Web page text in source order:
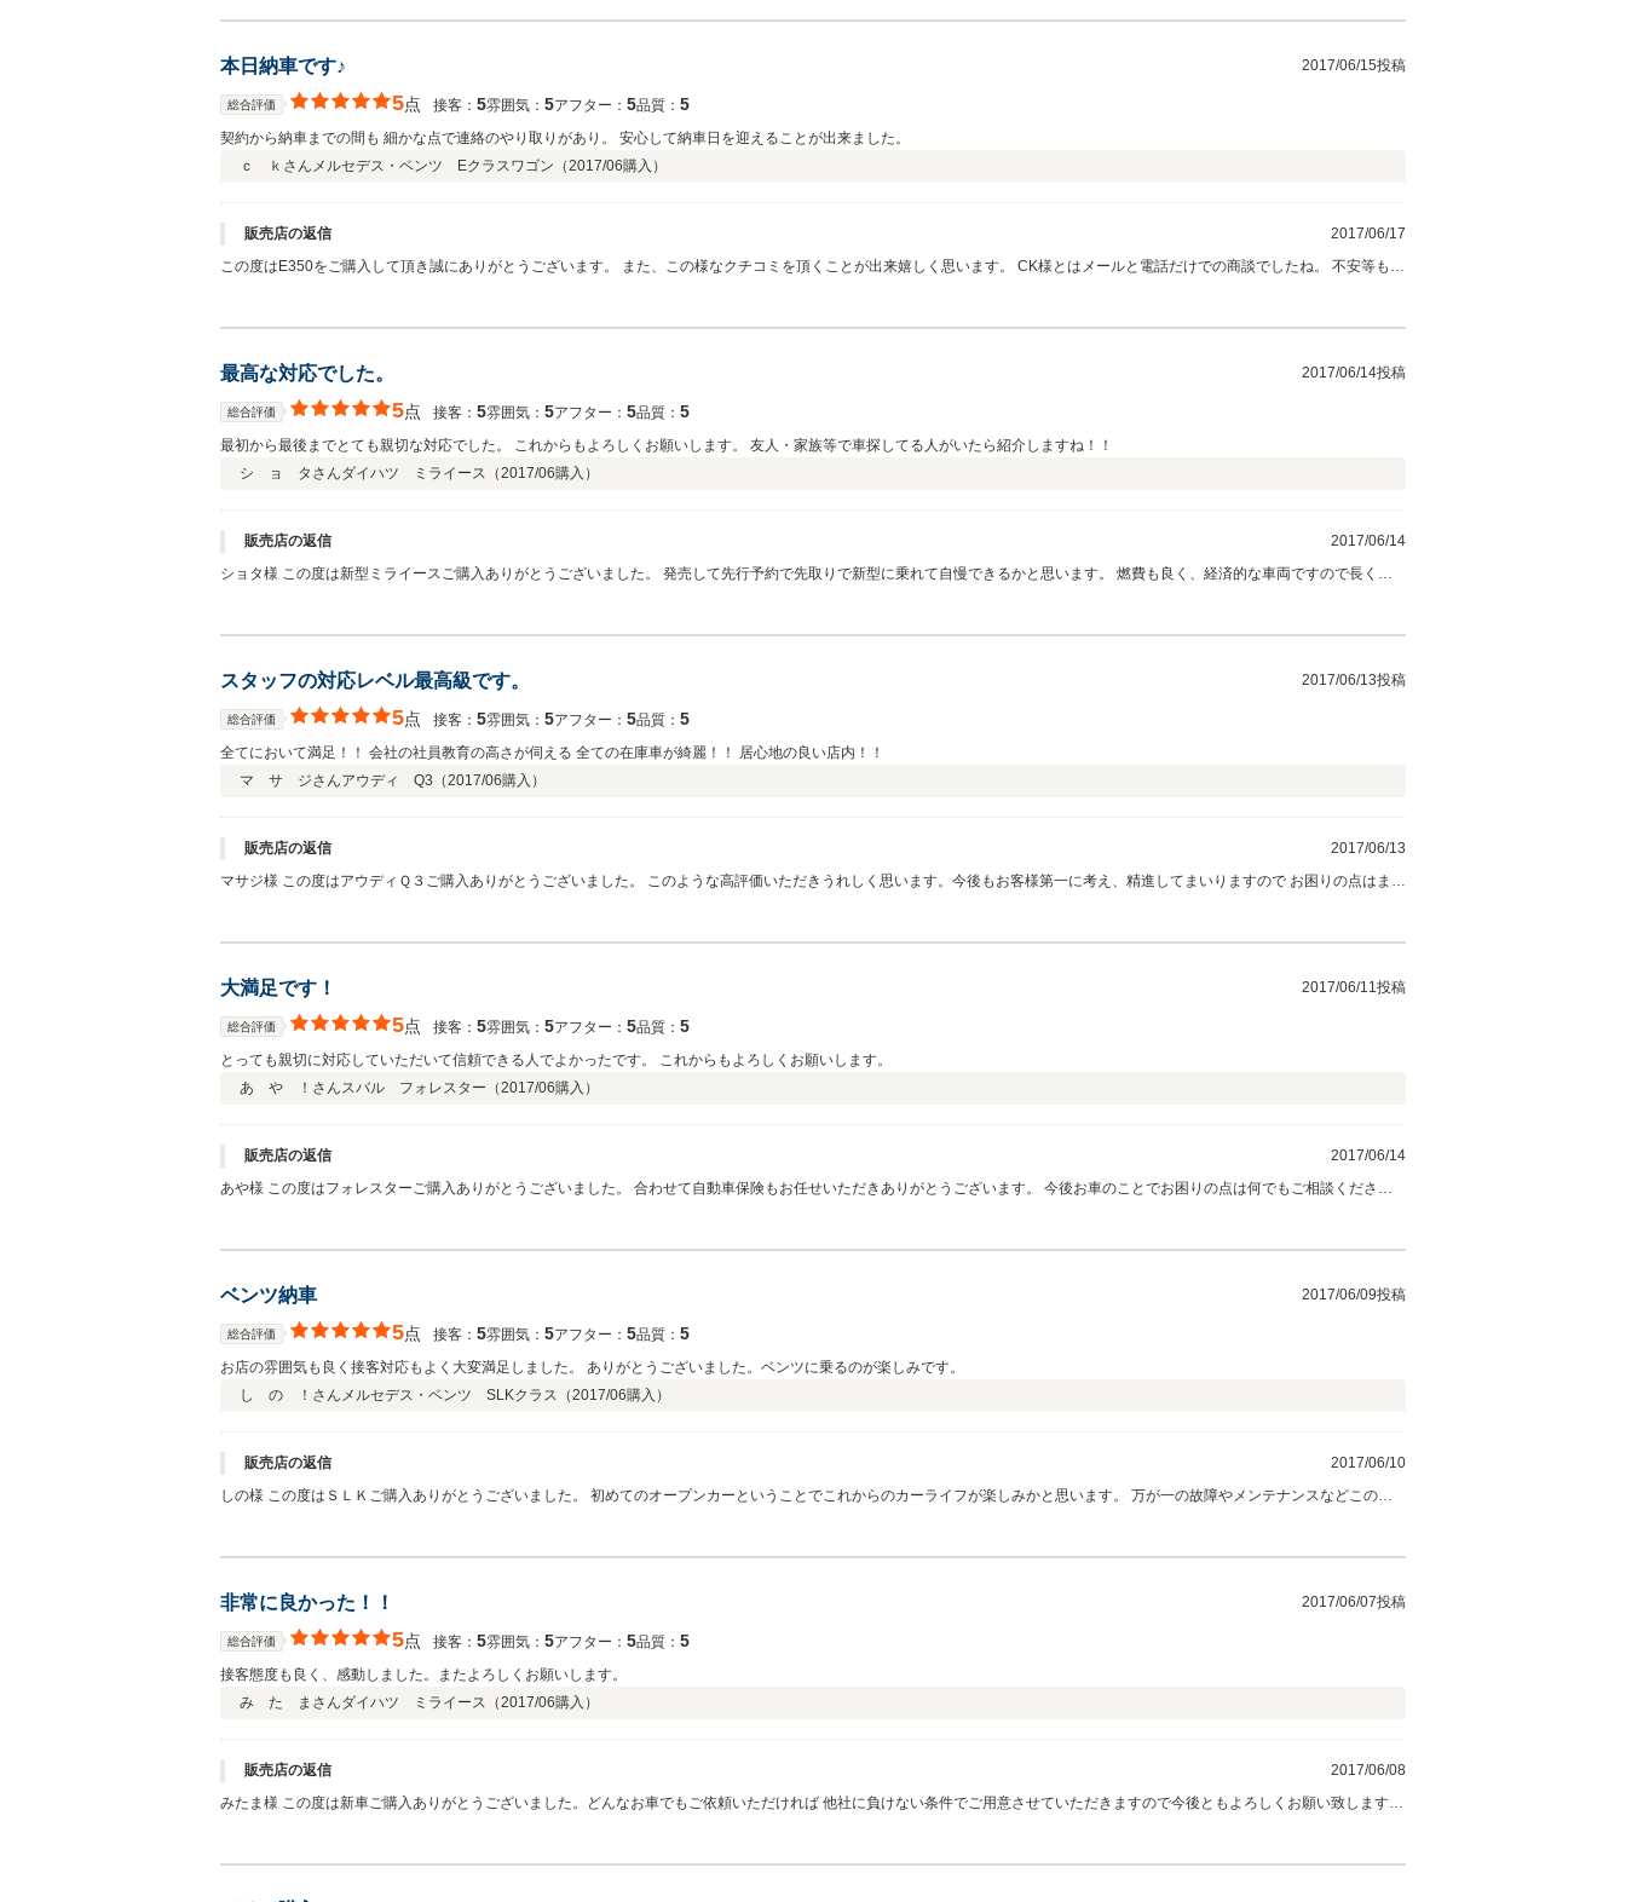
本日納車です♪ 2017/06/15投稿
総合評価 5点 接客： 5雰囲気： 5アフター： 5品質： 5
契約から納車までの間も 細かな点で連絡のやり取りがあり。 安心して納車日を迎えることが出来ました。
ｃ ｋさん メルセデス・ベンツ Eクラスワゴン（2017/06購入）
販売店の返信
2017/06/17
この度はE350をご購入して頂き誠にありがとうございます。 また、この様なクチコミを頂くことが出来嬉しく思います。 CK様とはメールと電話だけでの商談でしたね。 不安等もあ
最高な対応でした。 2017/06/14投稿
総合評価 5点 接客： 5雰囲気： 5アフター： 5品質： 5
最初から最後までとても親切な対応でした。 これからもよろしくお願いします。 友人・家族等で車探してる人がいたら紹介しますね！！
シ ョ タさんダイハツ ミライース（2017/06購入）
販売店の返信
2017/06/14
ショタ様 この度は新型ミライースご購入ありがとうございました。 発売して先行予約で先取りで新型に乗れて自慢できるかと思います。 燃費も良く、経済的な車両ですので長く乗
スタッフの対応レベル最高級です。 2017/06/13投稿
総合評価 5点 接客： 5雰囲気： 5アフター： 5品質： 5
全てにおいて満足！！ 会社の社員教育の高さが伺える 全ての在庫車が綺麗！！ 居心地の良い店内！！
マ サ ジさんアウディ Q3（2017/06購入）
販売店の返信
2017/06/13
マサジ様 この度はアウディＱ３ご購入ありがとうございました。 このような高評価いただきうれしく思います。今後もお客様第一に考え、精進してまいりますので お困りの点はまず
大満足です！ 2017/06/11投稿
総合評価 5点 接客： 5雰囲気： 5アフター： 5品質： 5
とっても親切に対応していただいて信頼できる人でよかったです。 これからもよろしくお願いします。
あ や ！さんスバル フォレスター（2017/06購入）
販売店の返信
2017/06/14
あや様 この度はフォレスターご購入ありがとうございました。 合わせて自動車保険もお任せいただきありがとうございます。 今後お車のことでお困りの点は何でもご相談くださ
ベンツ納車 2017/06/09投稿
総合評価 5点 接客： 5雰囲気： 5アフター： 5品質： 5
お店の雰囲気も良く接客対応もよく大変満足しました。 ありがとうございました。ベンツに乗るのが楽しみです。
し の ！さん メルセデス・ベンツ SLKクラス（2017/06購入）
販売店の返信
2017/06/10
しの様 この度はＳＬＫご購入ありがとうございました。 初めてのオープンカーということでこれからのカーライフが楽しみかと思います。 万が一の故障やメンテナンスなどこの後
非常に良かった！！ 2017/06/07投稿
総合評価 5点 接客： 5雰囲気： 5アフター： 5品質： 5
接客態度も良く、感動しました。またよろしくお願いします。
み た まさんダイハツ ミライース（2017/06購入）
販売店の返信
2017/06/08
みたま様 この度は新車ご購入ありがとうございました。どんなお車でもご依頼いただければ 他社に負けない条件でご用意させていただきますので今後ともよろしくお願い致します。